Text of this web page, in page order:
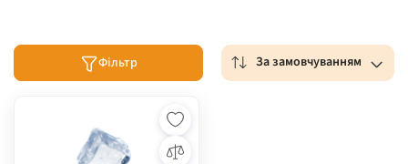
Фільтр За замовчуванням